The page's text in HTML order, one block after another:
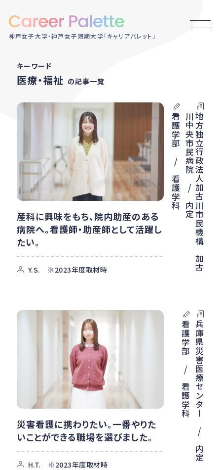
神戸女子大学・神戸女子短期大学「キャリアパレット」
キーワード
医療・福祉 の記事一覧
産科に興味をもち、院内助産のある
病院へ。看護師・助産師として活躍し
たい。
Y.S. ※2023年度取材時 地
方
独
立
行
政
法
人
加
古
川
市
民
機
構
加
古
川
中
央
市
民
病
院
/
内
定
看護学部 / 看護学科
災害看護に携わりたい。一番やりた
いことができる職場を選びました。
H.T. ※2023年度取材時
兵庫県災害医療センター / 内定
看護学部 / 看護学科